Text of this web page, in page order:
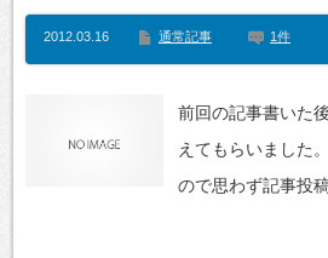
2012.03.16 通常記事 1件
前回の記事書いた
えてもらいました
ので思わず記事投